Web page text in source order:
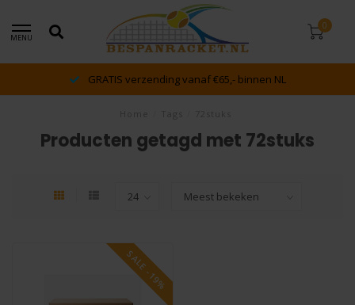
MENU
0
GRATIS verzending vanaf €65,- binnen NL
Producten getagd met 72stuks
SALE -19%